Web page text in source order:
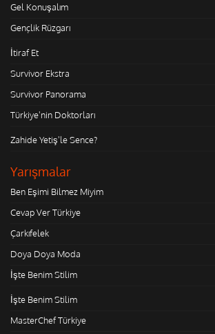
Gel Konuşalım
Gençlik Rüzgarı
İtiraf Et
Survivor Ekstra
Survivor Panorama
Türkiye'nin Doktorları
Zahide Yetiş'le Sence?
Yarışmalar
Ben Eşimi Bilmez Miyim
Cevap Ver Türkiye
Çarkıfelek
Doya Doya Moda
İşte Benim Stilim
İşte Benim Stilim
MasterChef Türkiye